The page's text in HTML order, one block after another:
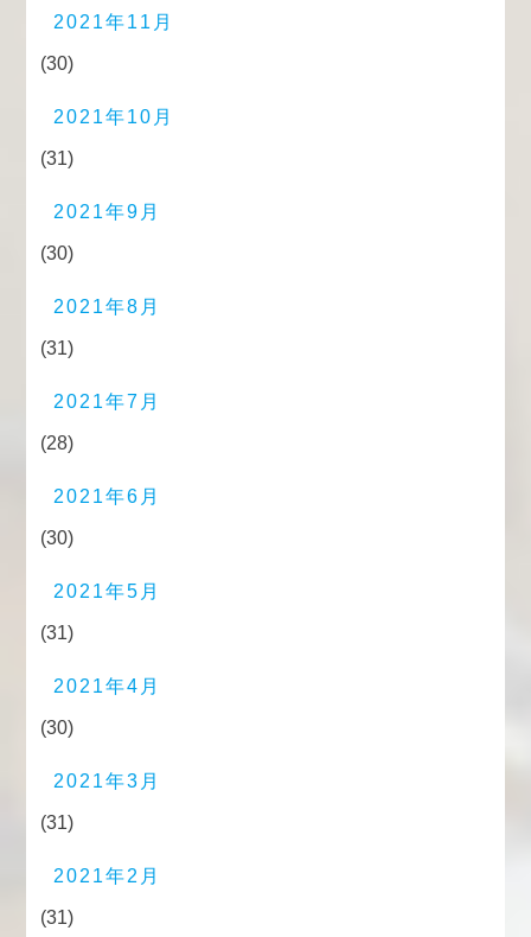
2021年11月
(30)
2021年10月
(31)
2021年9月
(30)
2021年8月
(31)
2021年7月
(28)
2021年6月
(30)
2021年5月
(31)
2021年4月
(30)
2021年3月
(31)
2021年2月
(31)